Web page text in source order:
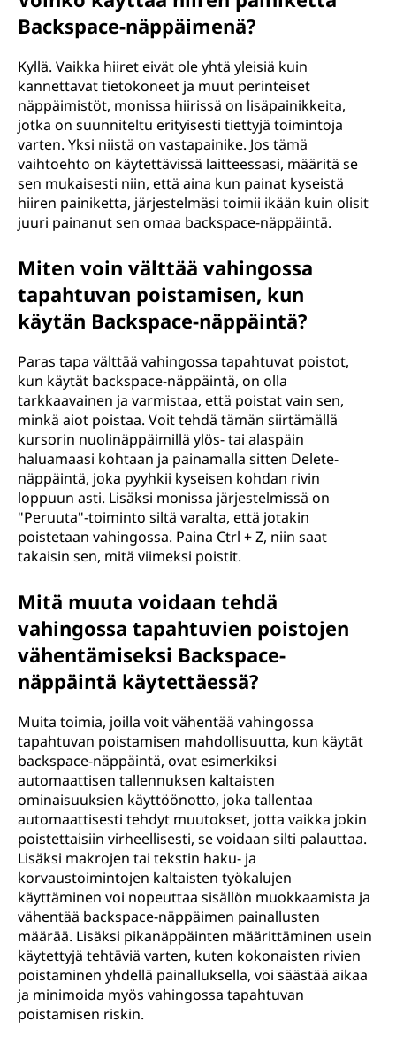
Backspace-näppäimenä?
Kyllä. Vaikka hiiret eivät ole yhtä yleisiä kuin
kannettavat tietokoneet ja muut perinteiset
näppäimistöt, monissa hiirissä on lisäpainikkeita,
jotka on suunniteltu erityisesti tiettyjä toimintoja
varten. Yksi niistä on vastapainike. Jos tämä
vaihtoehto on käytettävissä laitteessasi, määritä se
sen mukaisesti niin, että aina kun painat kyseistä
hiiren painiketta, järjestelmäsi toimii ikään kuin olisit
juuri painanut sen omaa backspace-näppäintä.
Miten voin välttää vahingossa
tapahtuvan poistamisen, kun
käytän Backspace-näppäintä?
Paras tapa välttää vahingossa tapahtuvat poistot,
kun käytät backspace-näppäintä, on olla
tarkkaavainen ja varmistaa, että poistat vain sen,
minkä aiot poistaa. Voit tehdä tämän siirtämällä
kursorin nuolinäppäimillä ylös- tai alaspäin
haluamaasi kohtaan ja painamalla sitten Delete-
näppäintä, joka pyyhkii kyseisen kohdan rivin
loppuun asti. Lisäksi monissa järjestelmissä on
"Peruuta"-toiminto siltä varalta, että jotakin
poistetaan vahingossa. Paina Ctrl + Z, niin saat
takaisin sen, mitä viimeksi poistit.
Mitä muuta voidaan tehdä
vahingossa tapahtuvien poistojen
vähentämiseksi Backspace-
näppäintä käytettäessä?
Muita toimia, joilla voit vähentää vahingossa
tapahtuvan poistamisen mahdollisuutta, kun käytät
backspace-näppäintä, ovat esimerkiksi
automaattisen tallennuksen kaltaisten
ominaisuuksien käyttöönotto, joka tallentaa
automaattisesti tehdyt muutokset, jotta vaikka jokin
poistettaisiin virheellisesti, se voidaan silti palauttaa.
Lisäksi makrojen tai tekstin haku- ja
korvaustoimintojen kaltaisten työkalujen
käyttäminen voi nopeuttaa sisällön muokkaamista ja
vähentää backspace-näppäimen painallusten
määrää. Lisäksi pikanäppäinten määrittäminen usein
käytettyjä tehtäviä varten, kuten kokonaisten rivien
poistaminen yhdellä painalluksella, voi säästää aikaa
ja minimoida myös vahingossa tapahtuvan
poistamisen riskin.